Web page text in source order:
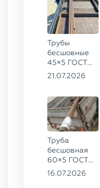
Трубы
бесшовные
45×5 ГОСТ
8734-75, ст.
21.07.2026
Труба
бесшовная
60×5 ГОСТ
8732-78, ст.
16.07.2026